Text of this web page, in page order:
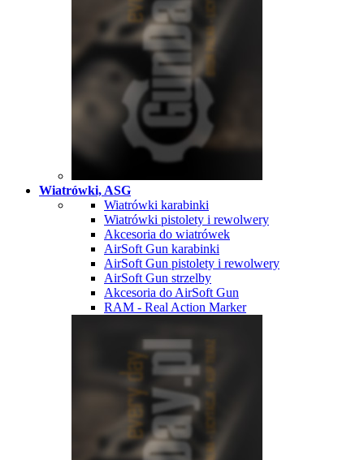
Wiatrówki, ASG
Wiatrówki karabinki
Wiatrówki pistolety i rewolwery
Akcesoria do wiatrówek
AirSoft Gun karabinki
AirSoft Gun pistolety i rewolwery
AirSoft Gun strzelby
Akcesoria do AirSoft Gun
RAM - Real Action Marker